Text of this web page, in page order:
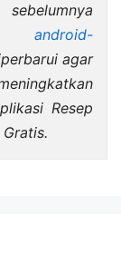
sebelumnya
android-
agar
Resep